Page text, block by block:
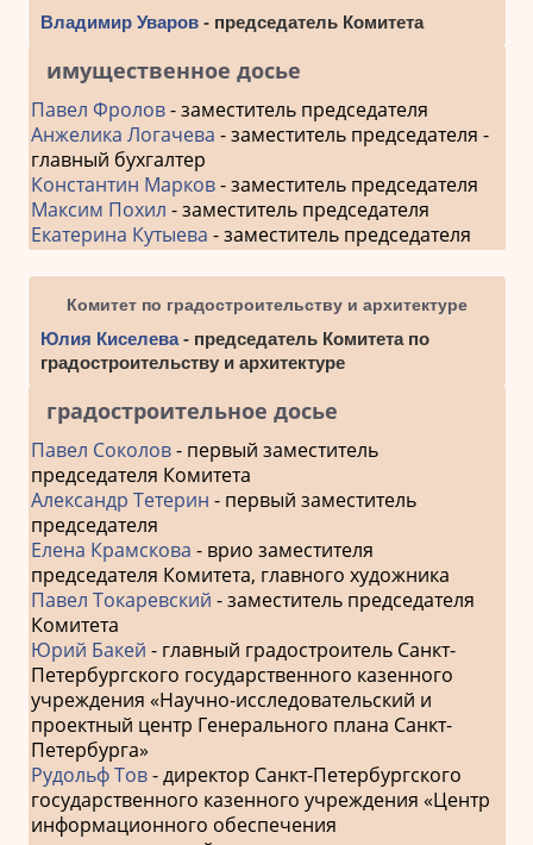
Владимир Уваров- председатель Комитета
имущественное досье
Павел Фролов- заместитель председателя
Анжелика Логачева - заместитель председателя -
главный бухгалтер
Константин Марков- заместитель председателя
Максим Похил - заместитель председателя
Екатерина Кутыева - заместитель председателя
Комитет по градостроительству и архитектуре
Юлия Киселева- председатель Комитета по
градостроительству и архитектуре
градостроительное досье
Павел Соколов- первый заместитель
председателя Комитета
Александр Тетерин - первый заместитель
председателя
Елена Крамскова - врио заместителя
председателя Комитета, главного художника
Павел Токаревский - заместитель председателя
Комитета
Юрий Бакей - главный градостроитель Санкт-
Петербургского государственного казенного
учреждения «Научно-исследовательский и
проектный центр Генерального плана Санкт-
Петербурга»
Рудольф Тов- директор Санкт-Петербургского
государственного казенного учреждения «Центр
информационного обеспечения